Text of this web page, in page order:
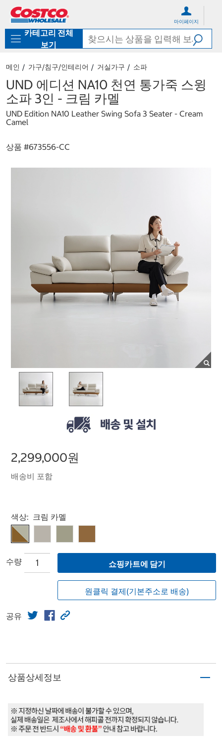
로
기
가
마이페이지
카테고리 전체
보기
메인 가구/침구/인테리어 거실가구 소파
UND 에디션 NA10 천연 통가죽 스윙
소파 3인 - 크림 카멜
UND Edition NA10 Leather Swing Sofa 3 Seater - Cream
Camel
상품 #673556-CC
2,299,000원
배송비 포함
Select product
색상: 크림 카멜
수량 쇼핑카트에 담기
원클릭 결제(기본주소로 배송)
공유
상품상세정보